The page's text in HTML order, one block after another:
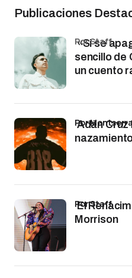
Publicaciones
«Si se
sencillo de
un cuento
por Staff
Adán Cruz
por
El
Morrison
por Staff